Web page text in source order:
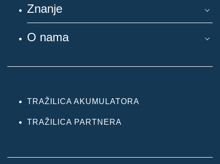
Znanje
O nama
TRAŽILICA AKUMULATORA
TRAŽILICA PARTNERA